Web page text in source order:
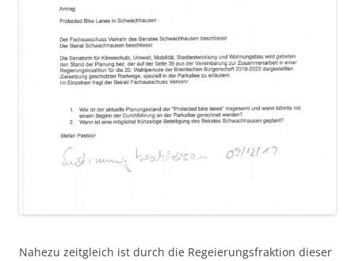
Nahezu zeitgleich ist durch die Regeierungsfraktion dieser